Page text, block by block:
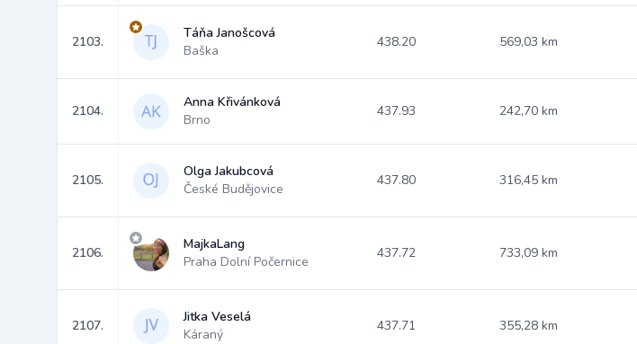
2103.
Táňa Janošcová
Baška
438.20 569,03 km
2104.
Anna Křivánková
Brno
437.93 242,70 km
2105.
Olga Jakubcová
České Budějovice
437.80 316,45 km
2106.
MajkaLang
Praha Dolní Počernice
437.72 733,09 km
2107.
Jitka Veselá
Káraný
437.71 355,28 km